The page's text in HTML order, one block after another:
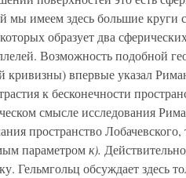
мы имеем здесь большие круги
образует два
Возможность подобной
кривизны) впервые указал
к бесконечности
смысле исследования
пространство
параметромк).
Гельмгольц обсуждает здесь